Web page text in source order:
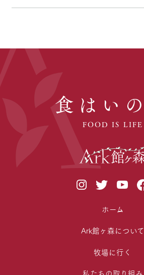
食はい
FOOD IS LIFE
ホーム
Ark館ヶ森について
牧場に行く